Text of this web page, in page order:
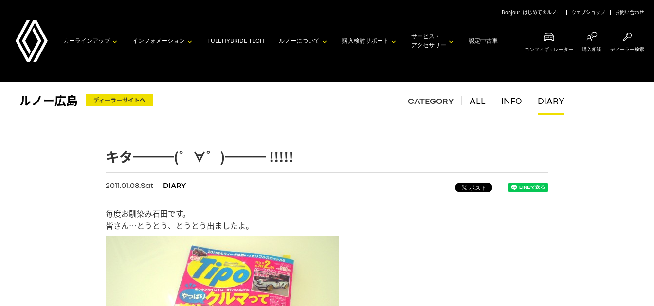
Bonjour! はじめてのルノー ウェブショップ お問い合わせ
カーラインアップ インフォメーション FULL HYBRIDE-TECH ルノーについて 購入検討サポート
サービス・
アクセサリー
認定中古車
コンフィギュレーター 購入相談 ディーラー検索
ルノー広島 ディーラーサイトへ CATEGORY ALL INFO DIARY
キタ━━━(゜∀゜)━━━ !!!!!
2011.01.08.Sat DIARY
毎度お馴染み石田です。
皆さん…とうとう、とうとう出ましたよ。